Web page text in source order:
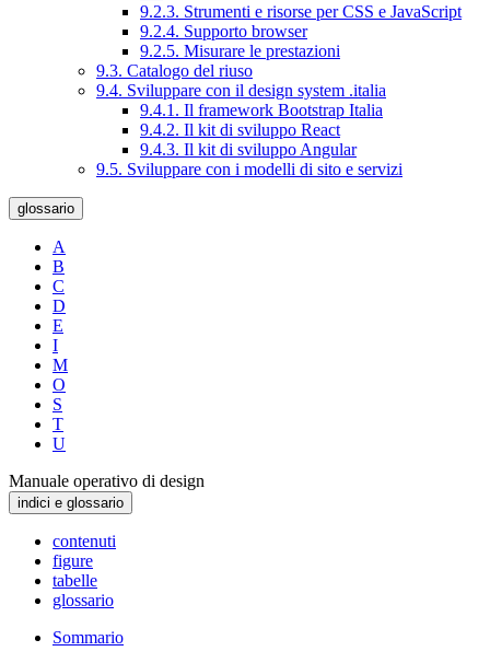
9.2.3. Strumenti e risorse per CSS e JavaScript
9.2.4. Supporto browser
9.2.5. Misurare le prestazioni
9.3. Catalogo del riuso
9.4. Sviluppare con il design system .italia
9.4.1. Il framework Bootstrap Italia
9.4.2. Il kit di sviluppo React
9.4.3. Il kit di sviluppo Angular
9.5. Sviluppare con i modelli di sito e servizi
glossario
A
B
C
D
E
I
M
O
S
T
U
Manuale operativo di design
indici e glossario
contenuti
figure
tabelle
glossario
Sommario